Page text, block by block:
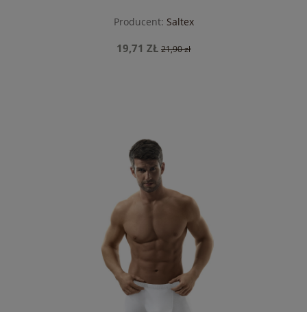
Producent: Saltex
19,71 ZŁ 21,90 zł
do koszyka